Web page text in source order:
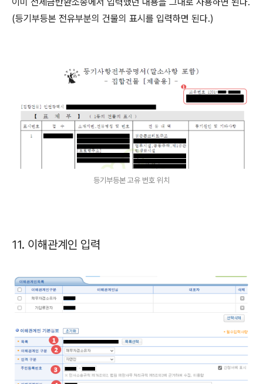
(등기부등본 전유부분의 건물의 표시를 입력하면 된다.)
등기부등본 고유 번호 위치
11. 이해관계인 입력